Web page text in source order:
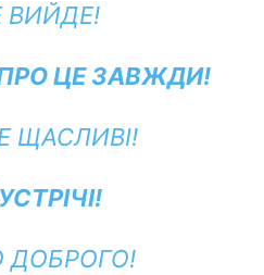
ВИЙДЕ!
ЦЕ ЗАВЖДИ!
ЩАСЛИВІ!
ДОБРОГО!